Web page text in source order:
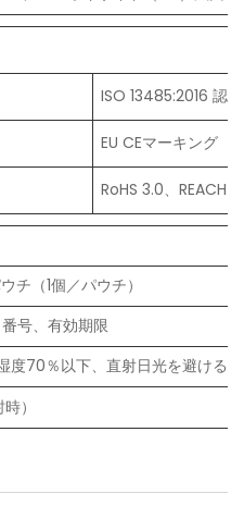
ISO 13485:2016 認
EU CEマーキング
RoHS 3.0、REACH
チ（1個／パウチ）
号、有効期限
度70％以下、直射日光を避ける
）